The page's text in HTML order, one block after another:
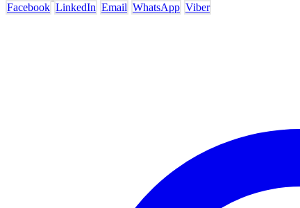
Facebook LinkedIn Email WhatsApp Viber